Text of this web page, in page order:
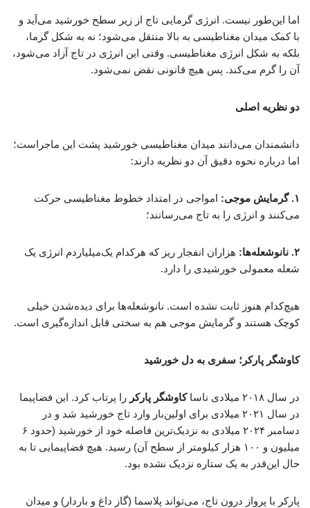
اما این‌طور نیست. انرژی گرمایی تاج از زیر سطح خورشید می‌آید و
با کمک میدان مغناطیسی به بالا منتقل می‌شود؛ نه به شکل گرما،
بلکه به شکل انرژی مغناطیسی. وقتی این انرژی در تاج آزاد می‌شود،
آن را گرم می‌کند. پس هیچ قانونی نقض نمی‌شود.
دو نظریه اصلی
دانشمندان می‌دانند میدان مغناطیسی خورشید پشت این ماجراست؛
اما درباره نحوه دقیق آن دو نظریه دارند:
۱. گرمایش موجی:
امواجی در امتداد خطوط مغناطیسی حرکت
می‌کنند و انرژی را به تاج می‌رسانند؛
۲. نانوشعله‌ها:
هزاران انفجار ریز که هرکدام یک‌میلیاردم انرژی یک
شعله معمولی خورشیدی را دارد.
هیچ‌کدام هنوز ثابت نشده است. نانوشعله‌ها برای دیده‌شدن خیلی
کوچک هستند و گرمایش موجی هم به سختی قابل اندازه‌گیری است.
کاوشگر پارکر؛ سفری به دل خورشید
در سال ۲۰۱۸ میلادی ناسا کاوشگر پارکر را پرتاب کرد. این فضاپیما
در سال ۲۰۲۱ میلادی برای اولین‌بار وارد تاج خورشید شد و در
دسامبر ۲۰۲۴ میلادی به نزدیک‌ترین فاصله خود از خورشید (حدود ۶
میلیون و ۱۰۰ هزار کیلومتر از سطح آن) رسید. هیچ فضاپیمایی تا به
حال این‌قدر به یک ستاره نزدیک نشده بود.
پارکر با پرواز درون تاج، می‌تواند پلاسما (گاز داغ و باردار) و میدان